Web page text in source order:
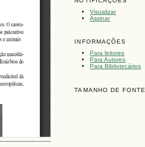
Visualizar
Assinar
INFORMAÇÕES
Para leitores
Para Autores
Para Bibliotecários
TAMANHO DE FONTE